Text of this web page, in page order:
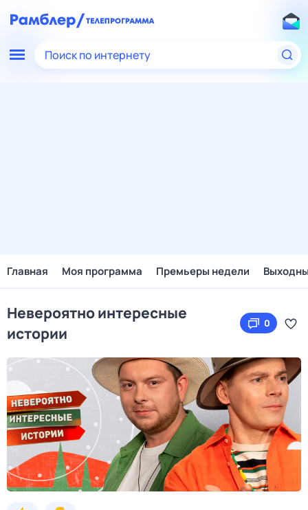
Поиск по интернету
Главная Моя программа Премьеры недели
Невероятно интересные
истории
0